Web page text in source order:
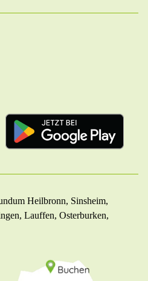
Heilbronn, Sinsheim,
Lauffen, Osterburken,